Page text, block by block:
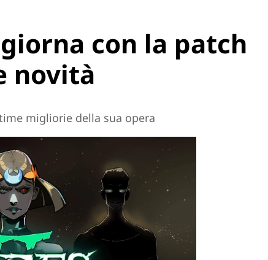
con la patch
novità
migliorie della sua opera